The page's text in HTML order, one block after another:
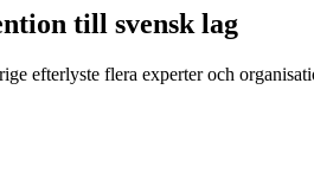
till svensk lag
efterlyste flera experter och